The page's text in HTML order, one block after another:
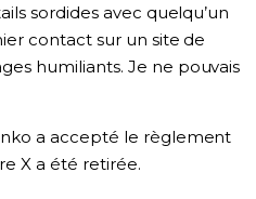
sordides avec quelqu’un
contact sur un site de
humiliants. Je ne pouvais
a accepté le règlement
X a été retirée.